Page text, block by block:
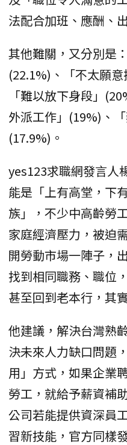
法配合加班、應酬、
其他難關，又分別是
(22.1%)、「不太願
「難以放下身段」
外派工作」(19%)、「
(17.9%)。
yes123求職網發言人
能是「上有高堂，下
族」，不少中高齡勞
家庭經濟壓力，被迫
開勞動市場一陣子，
找到相同職務、職位
甚至回到老本行，其
他建議，解決台灣熟
決未來人力缺口問題
用」方式，如果企業
勞工，就給予薪資補
公司若能提供資深員
習新技能，官方同樣